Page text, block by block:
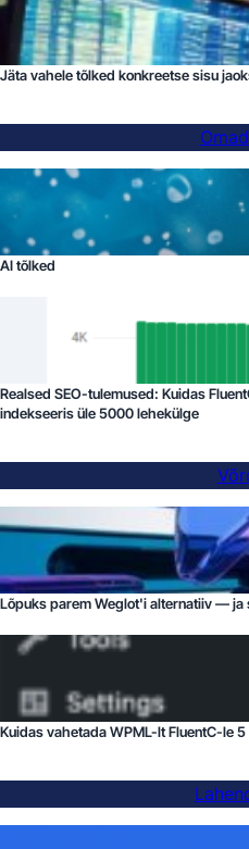
Jäta vahele tõlked konkreetse sisu
AI tõlked
Realsed SEO-tulemused: Kuidas
indekseeris üle 5000 lehekülge
Lõpuks parem Weglot'i alternatiiv — ja
Kuidas vahetada WPML-lt FluentC-le